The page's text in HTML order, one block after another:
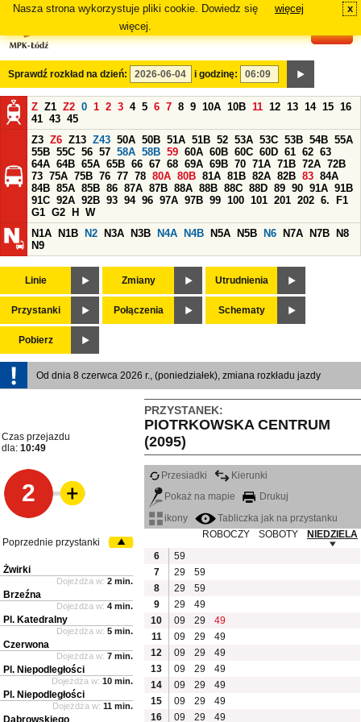
Nasza strona wykorzystuje pliki cookie. Dowiedz się
więcej.
więcej x
Sprawdź rozkład na dzień: i godzinę:
Z Z1 Z2 0 1 2 3 4 5 6 7 8 9 10A 10B 11 12 13 14 15 16
41 43 45
Z3 Z6 Z13 Z43 50A 50B 51A 51B 52 53A 53C 53B 54B 55A
55B 55C 56 57 58A 58B 59 60A 60B 60C 60D 61 62 63
64A 64B 65A 65B 66 67 68 69A 69B 70 71A 71B 72A 72B
73 75A 75B 76 77 78 80A 80B 81A 81B 82A 82B 83 84A
84B 85A 85B 86 87A 87B 88A 88B 88C 88D 89 90 91A 91B
91C 92A 92B 93 94 96 97A 97B 99 100 101 201 202 6.
F1
G1 G2 H
W
N1A
N1B N2 N3A N3B N4A N4B N5A N5B N6 N7A N7B
N8
N9
Linie Zmiany Utrudnienia
Przystanki Połączenia Schematy
Pobierz
Od dnia 8 czerwca 2026 r., (poniedziałek), zmiana rozkładu jazdy
PRZYSTANEK:
PIOTRKOWSKA CENTRUM
(2095)
Czas przejazdu
dla: 10:49
2
Przesiadki
Kierunki
Pokaż na mapie
Drukuj
ikony
Tabliczka jak na przystanku
ROBOCZY
SOBOTY
NIEDZIELA
6
59
7
29
59
8
29
59
9
29
49
10
09 29
49
11
09 29
49
12
09 29
49
13
09 29
49
14
09 29
49
15
09 29
49
16
09 29 49
Poprzednie przystanki
Żwirki
Dojeżdża w: 2 min.
Brzeźna
Dojeżdża w: 4 min.
Pl. Katedralny
Dojeżdża w: 5 min.
Czerwona
Dojeżdża w: 7 min.
Pl. Niepodległości
Dojeżdża w: 10 min.
Pl. Niepodległości
Dojeżdża w: 11 min.
Dąbrowskiego